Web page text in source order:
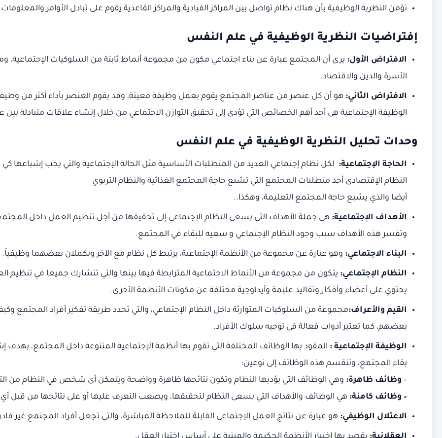
تؤمن النظرية الوظيفية بأن هناك نظام تواصل بين المراكز القيادية والمراكز القاعدية يقوم على تبادل الأوامر
إفتراضيات النظرية الوظيفية في علم النفس
الافتراض الأول: يرى أن المجتمع عبارة عن بناء اجتماعي مكون من مجموعة أنماط ثابتة من السلوكيات الإجتماعية،
الأسرة والدين والاقتصاد.
الافتراض الثاني: هو أن كل عنصر من عناصر المجتمع يقوم بعمل وظيفة معينة، وقد يقوم العنصر بأداء أكثر من
الوظيفة الإجتماعية هى أحد أهم الخصائص التى تؤدى إلى تحقيق التوازن الاجتماعي من خلال إنشاء علاقات متبادلة بين
وحدات تحليل النظرية الوظيفية في علم النفس
الحاجة الإجتماعية: لكل نظام إجتماعي العديد من المتطلبات الأساسية مثل الحالة الإجتماعية والتي يجب إشباعها
النظام الإقتصادى أحد متطلبات المجتمع التي تشبع حاجة المجتمع الغذائية والنظام التربوي
أيضا والذي يشبع حاجة المجتمع التعليمة، وهكذا..
الأهداف الإجتماعية: هى جملة الأهداف التي يسعى النظام الإجتماعي إلى تحقيقها من أجل تنظيم العمل داخل
وتفسر هذه الأهداف سبب وجود النظام الإجتماعي و سعيه للبقاء في المجتمع.
البناء الاجتماعي: وهو عبارة عن مجموعة من الأنظمة الإجتماعية، يرتبط كل نظام مع الآخر ويكملان بعضهما وظيفياً.
النظام الإجتماعي: يتكون من مجموعة من الأنماط الاجتماعية المترابطة فيها بينها والتي تتشارك جميعا في تنظيم
يحتوي على أعضاء وأفكار وتقاليد عليمة وأيدلوجية مختلفة عن مكونات الأنظمة الأخرى.
القيم والأعراف:مجموعة من السلوكيات المتوارثة داخل النظام الإجتماعي، والتي تحدد طريقة تفكير أفراد المجتمع
بعضهم، كما تعتبر أدوات فعالة فى توجيه سلوك الأفراد.
الوظيفة الإجتماعية : المقود بها الوظائف المختلفة التي تقوم بها أنظمة الإجتماعية المتنوعة داخل المجتمع،
بقاء المجتمع، وتنقسم هذه الوظائف إلى نوعين:
– وظائف ظاهرة: وهي الوظائف التي يؤديها النظام وتكون نتائجها ظاهرة وواضحة ويتمكن أى شخص في النظام من
– وظائف كامنة: هي الوظائف والأهداف التي يسعى النظام لتحقيقها، ويصعب التعرف عليها أو على نتائجها من
الاعتلال الوظيفي: هو عبارة عن نتائج العمل الإجتماعي القابلة للملاحظة المباشرة، والتي تجعل أفراد المجتمع غير